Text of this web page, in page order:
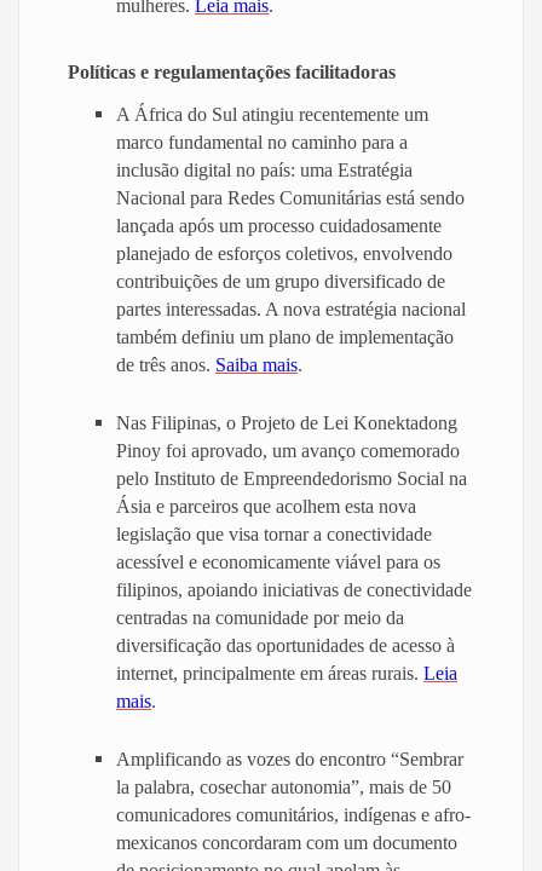
mulheres. Leia mais.
Políticas e regulamentações facilitadoras
A África do Sul atingiu recentemente um
marco fundamental no caminho para a
inclusão digital no país: uma Estratégia
Nacional para Redes Comunitárias está sendo
lançada após um processo cuidadosamente
planejado de esforços coletivos, envolvendo
contribuições de um grupo diversificado de
partes interessadas. A nova estratégia nacional
também definiu um plano de implementação
de três anos. Saiba mais.
Nas Filipinas, o Projeto de Lei Konektadong
Pinoy foi aprovado, um avanço comemorado
pelo Instituto de Empreendedorismo Social na
Ásia e parceiros que acolhem esta nova
legislação que visa tornar a conectividade
acessível e economicamente viável para os
filipinos, apoiando iniciativas de conectividade
centradas na comunidade por meio da
diversificação das oportunidades de acesso à
internet, principalmente em áreas rurais. Leia
mais.
Amplificando as vozes do encontro “Sembrar
la palabra, cosechar autonomia”, mais de 50
comunicadores comunitários, indígenas e afro-
mexicanos concordaram com um documento